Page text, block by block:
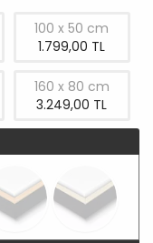
100 x 50 cm
1.799,00 TL
160 x 80 cm
3.249,00 TL